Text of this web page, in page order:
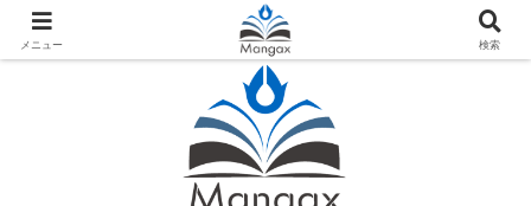
人気おすすめ漫画紹介ならMangax（マンガックス）
メニュー 検索